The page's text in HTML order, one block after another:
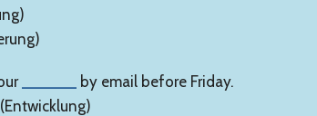
by email before Friday.